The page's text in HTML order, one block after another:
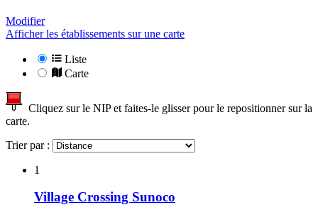
Modifier
Afficher les établissements sur une carte
Liste
Carte
Cliquez sur le NIP et faites-le glisser pour le repositionner sur la
carte.
Trier par :
1
Village Crossing Sunoco